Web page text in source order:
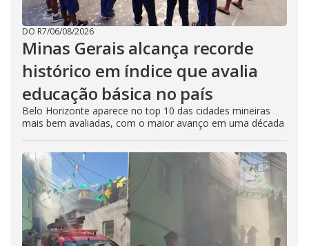
DO R7/06/08/2026
Minas Gerais alcança recorde
histórico em índice que avalia
educação básica no país
Belo Horizonte aparece no top 10 das cidades mineiras
mais bem avaliadas, com o maior avanço em uma década